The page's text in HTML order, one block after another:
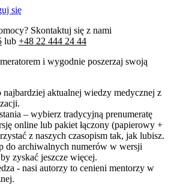
się
Skontaktuj się z nami
lub +48 22 444 24 44
i wygodnie poszerzaj swoją
najbardziej aktualnej wiedzy medycznej z
– wybierz tradycyjną prenumeratę
online lub pakiet łączony (papierowy +
z naszych czasopism tak, jak lubisz.
do archiwalnych numerów w wersji
zyskać jeszcze więcej.
- nasi autorzy to cenieni mentorzy w